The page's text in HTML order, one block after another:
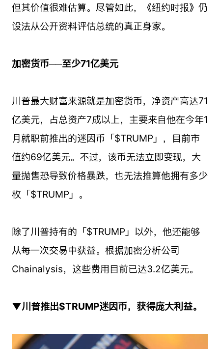
但其价值很难估算。尽管如此，《纽约时报》仍
设法从公开资料评估总统的真正身家。
加密货币──至少71亿美元
川普最大财富来源就是加密货币，净资产高达71
亿美元，占总资产7成以上，主要来自他在今年1
月就职前推出的迷因币「$TRUMP」，目前市
值约69亿美元。不过，该币无法立即变现，大
量抛售恐导致价格暴跌，也无法推算他拥有多少
枚「$TRUMP」。
除了川普持有的「$TRUMP」以外，他还能够
从每一次交易中获益。根据加密分析公司
Chainalysis，这些费用目前已达3.2亿美元。
▼川普推出$TRUMP迷因币，获得庞大利益。